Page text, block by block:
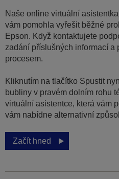
Naše online virtuální
vám pomohla vyřešit běžné
Epson. Když kontaktujete
zadání příslušných informací a
procesem.
Kliknutím na tlačítko Spustit
bubliny v pravém dolním rohu
virtuální asistentce, která vám
vám nabídne alternativní
Začít hned